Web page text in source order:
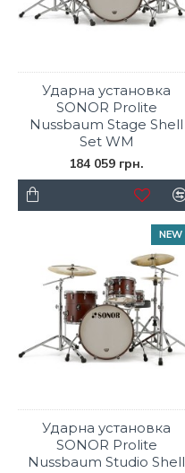
Ударна установка
SONOR Prolite
Nussbaum Stage Shell
Set WM
184 059 грн.
NEW
Ударна установка
SONOR Prolite
Nussbaum Studio Shell